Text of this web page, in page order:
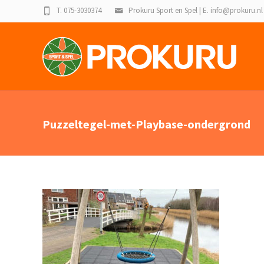
Prokuru Sport en Spel | E. info@prokuru.nl
T. 075-3030374
Puzzeltegel-met-Playbase-ondergrond